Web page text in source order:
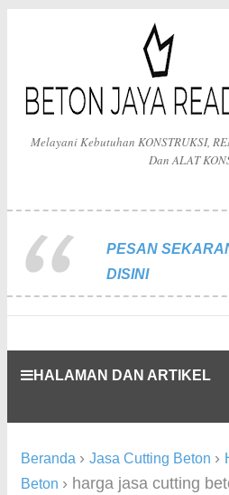
Melayani Kebutuhan KONSTRUKSI,
Dan ALAT
PESAN
DISINI
HALAMAN DAN ARTIKEL
Beranda › Jasa Cutting Beton ›
Beton › harga jasa cutting